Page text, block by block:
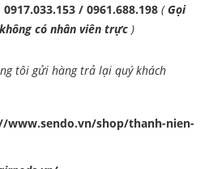
0917.033.153 / 0961.688.198 ( Gọi
có nhân viên trực )
tôi gửi hàng trả lại quý khách
www.sendo.vn/shop/thanh-nien-